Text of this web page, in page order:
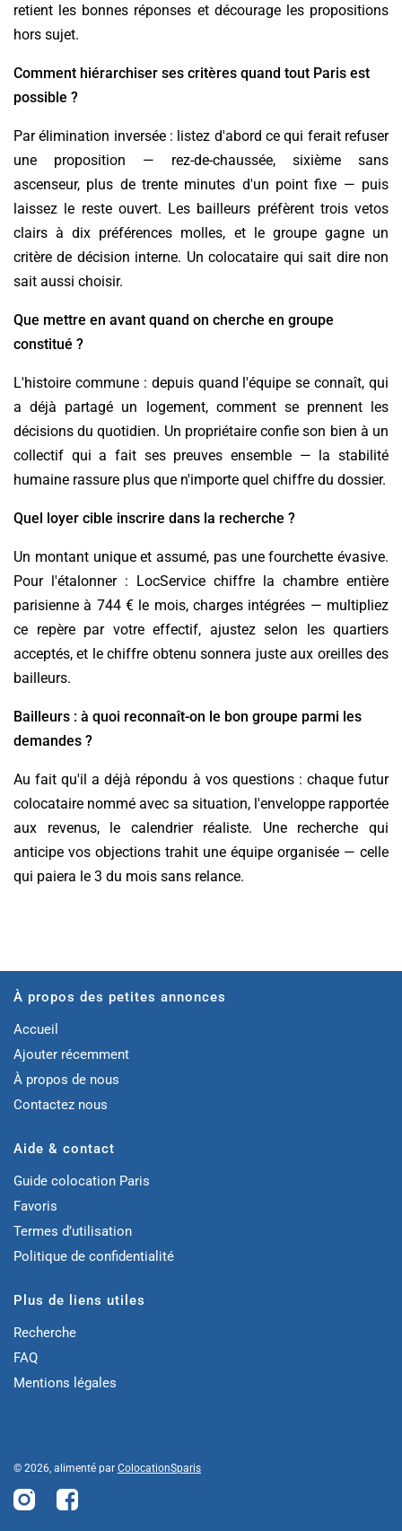
retient les bonnes réponses et décourage les propositions
hors sujet.
Comment hiérarchiser ses critères quand tout Paris est
possible ?
Par élimination inversée : listez d'abord ce qui ferait refuser
une proposition — rez-de-chaussée, sixième sans
ascenseur, plus de trente minutes d'un point fixe — puis
laissez le reste ouvert. Les bailleurs préfèrent trois vetos
clairs à dix préférences molles, et le groupe gagne un
critère de décision interne. Un colocataire qui sait dire non
sait aussi choisir.
Que mettre en avant quand on cherche en groupe
constitué ?
L'histoire commune : depuis quand l'équipe se connaît, qui
a déjà partagé un logement, comment se prennent les
décisions du quotidien. Un propriétaire confie son bien à un
collectif qui a fait ses preuves ensemble — la stabilité
humaine rassure plus que n'importe quel chiffre du dossier.
Quel loyer cible inscrire dans la recherche ?
Un montant unique et assumé, pas une fourchette évasive.
Pour l'étalonner : LocService chiffre la chambre entière
parisienne à 744 € le mois, charges intégrées — multipliez
ce repère par votre effectif, ajustez selon les quartiers
acceptés, et le chiffre obtenu sonnera juste aux oreilles des
bailleurs.
Bailleurs : à quoi reconnaît-on le bon groupe parmi les
demandes ?
Au fait qu'il a déjà répondu à vos questions : chaque futur
colocataire nommé avec sa situation, l'enveloppe rapportée
aux revenus, le calendrier réaliste. Une recherche qui
anticipe vos objections trahit une équipe organisée — celle
qui paiera le 3 du mois sans relance.
À propos des petites annonces
Accueil
Ajouter récemment
À propos de nous
Contactez nous
Aide & contact
Guide colocation Paris
Favoris
Termes d’utilisation
Politique de confidentialité
Plus de liens utiles
Recherche
FAQ
Mentions légales
© 2026, alimenté par ColocationSparis